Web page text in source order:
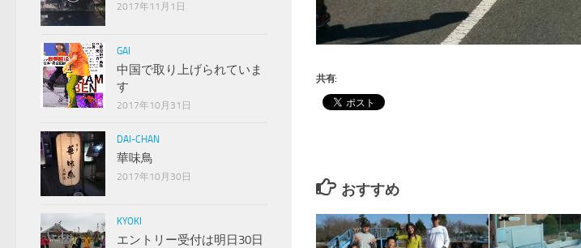
共有:
おすすめ
2017年11月1日
GAI
中国で取り上げられていま
す
2017年10月31日
DAI-CHAN
華味鳥
2017年10月30日
KYOKI
エントリー受付は明日30日